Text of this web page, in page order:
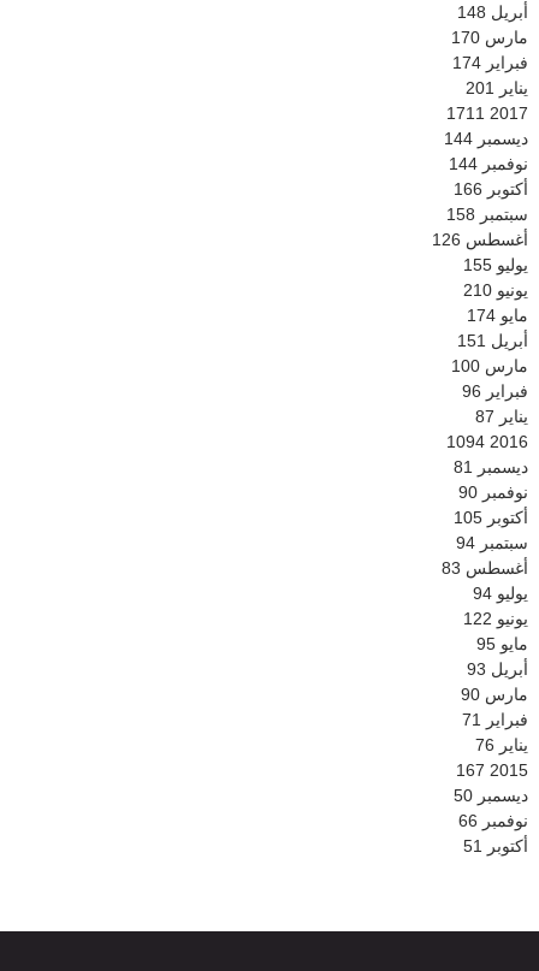
أبريل 148
مارس 170
فبراير 174
يناير 201
2017
1711
ديسمبر 144
نوفمبر 144
أكتوبر 166
سبتمبر 158
أغسطس 126
يوليو 155
يونيو 210
مايو 174
أبريل 151
مارس 100
فبراير 96
يناير 87
2016
1094
ديسمبر 81
نوفمبر 90
أكتوبر 105
سبتمبر 94
أغسطس 83
يوليو 94
يونيو 122
مايو 95
أبريل 93
مارس 90
فبراير 71
يناير 76
2015
167
ديسمبر 50
نوفمبر 66
أكتوبر 51